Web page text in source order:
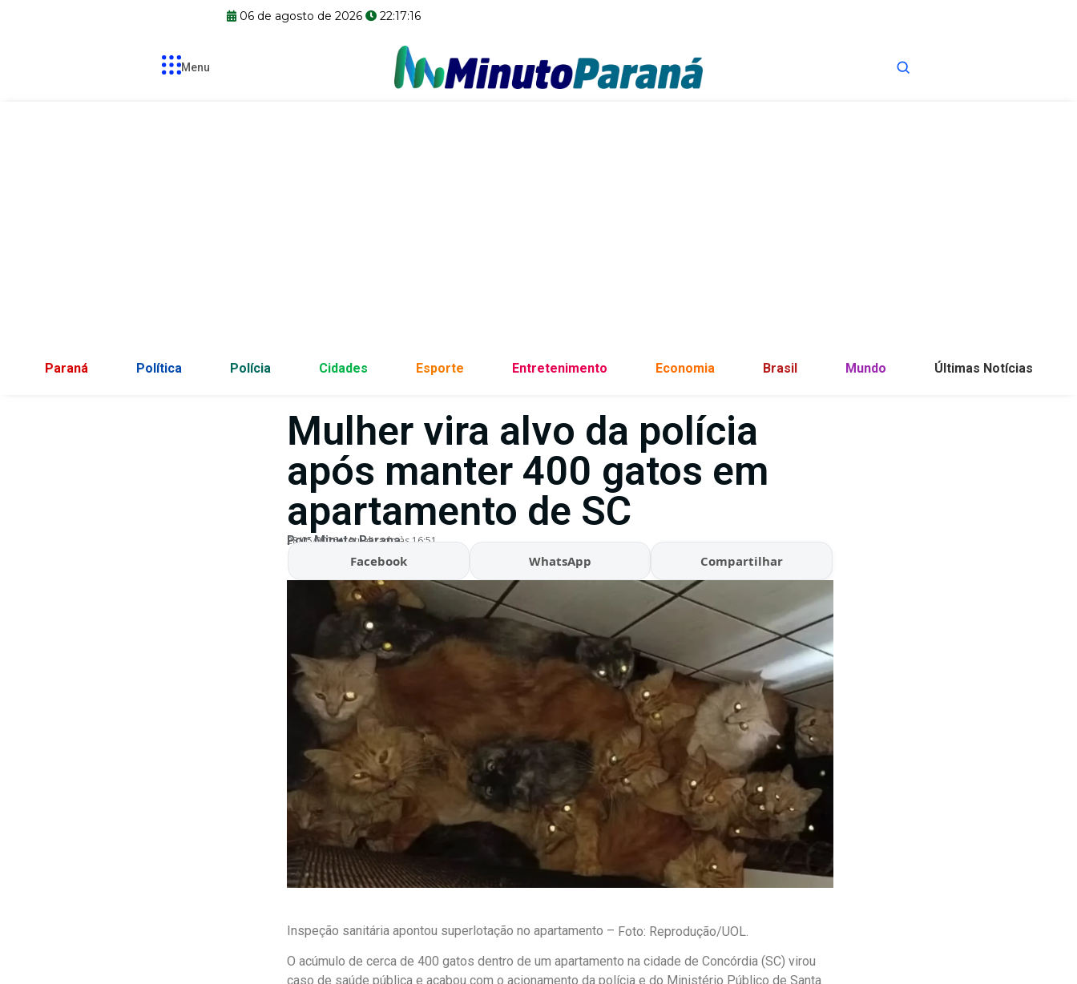
06 de agosto de 2026 22:17:17
Menu
Paraná Política Polícia Cidades Esporte Entretenimento Economia Brasil Mundo Últimas Notícias
Mulher vira alvo da polícia
após manter 400 gatos em
apartamento de SC
Por:Minuto Parana
28/05/2026 Atualizado às 16:51
Facebook WhatsApp Compartilhar
Inspeção sanitária apontou superlotação no apartamento – Foto: Reprodução/UOL.
O acúmulo de cerca de 400 gatos dentro de um apartamento na cidade de Concórdia (SC) virou
caso de saúde pública e acabou com o acionamento da polícia e do Ministério Público de Santa